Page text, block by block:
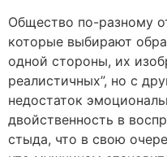
Общество по-разному
которые выбирают
одной стороны, их
реалистичных”, но с
недостаток
двойственность в
стыда, что в свою